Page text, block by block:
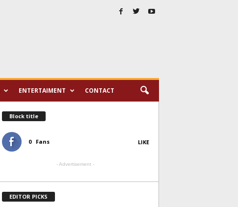
ENTERTAIMENT CONTACT
Block title
0 Fans LIKE
- Advertisement -
EDITOR PICKS